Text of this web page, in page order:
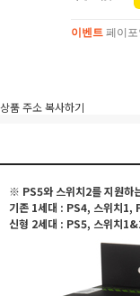
이벤트 페이
상품 주소 복사하기
※ PS5와 스위치2를 지원하
기존 1세대 : PS4, 스위치1,
신형 2세대 : PS5, 스위치